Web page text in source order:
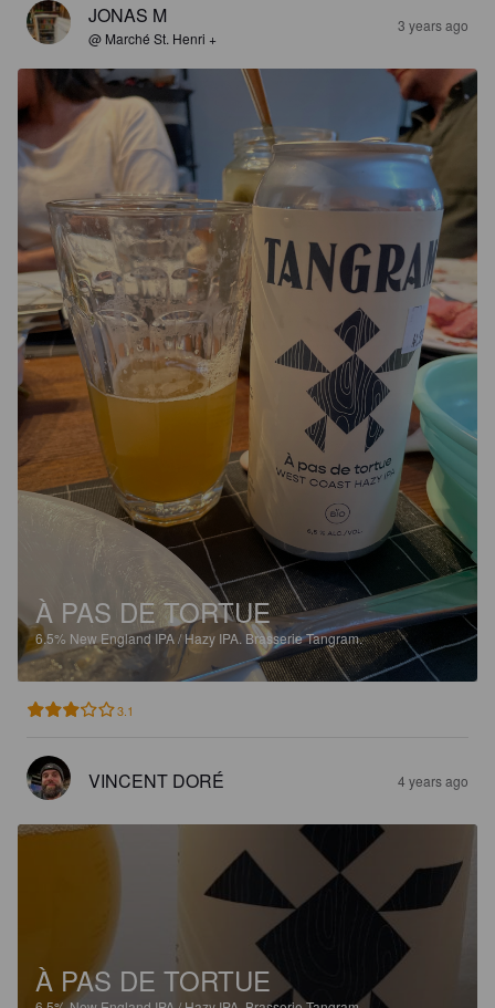
JONAS M
@ Marché St. Henri +
3 years ago
À PAS DE TORTUE
6.5% New England IPA / Hazy IPA. Brasserie Tangram.
3.1
VINCENT DORÉ 4 years ago
À PAS DE TORTUE